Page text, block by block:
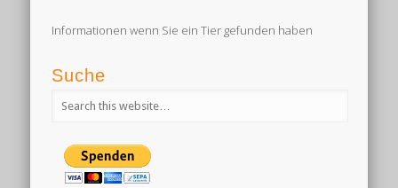
Informationen wenn Sie ein Tier gefunden haben
Suche